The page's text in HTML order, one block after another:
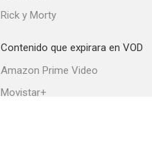
Rick y Morty
Contenido que expirara en VOD
Amazon Prime Video
Movistar+